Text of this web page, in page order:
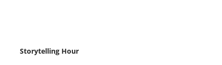
Storytelling Hour